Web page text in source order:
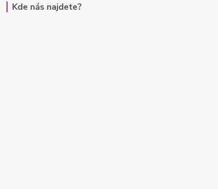
Kde nás najdete?